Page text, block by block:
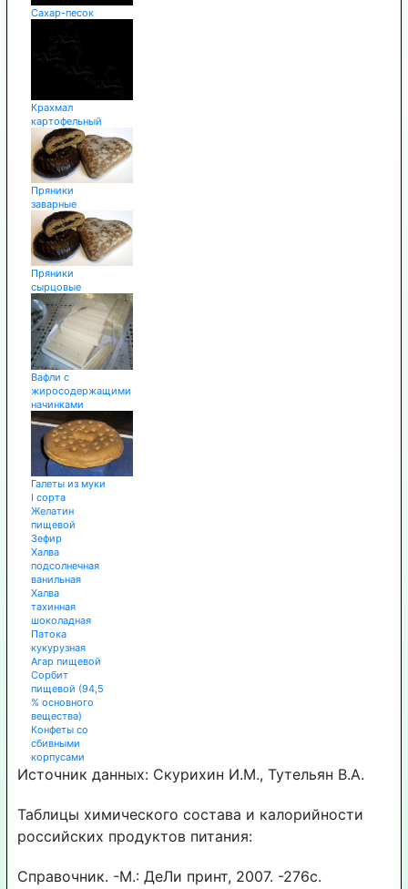
Сахар-песок
Крахмал
картофельный
Пряники
заварные
Пряники
сырцовые
Вафли с
жиросодержащими
начинками
Галеты из муки
I сорта
Желатин
пищевой
Зефир
Халва
подсолнечная
ванильная
Халва
тахинная
шоколадная
Патока
кукурузная
Агар пищевой
Сорбит
пищевой (94,5
% основного
вещества)
Конфеты со
сбивными
корпусами
Источник данных: Скурихин И.М., Тутельян В.А.
Таблицы химического состава и калорийности
российских продуктов питания:
Справочник. -М.: ДеЛи принт, 2007. -276с.